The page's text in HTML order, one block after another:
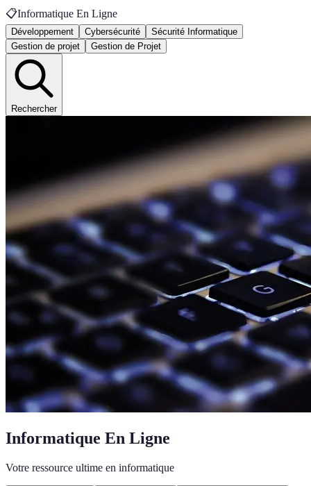
📋Informatique En Ligne
Développement Cybersécurité
Sécurité Informatique
Gestion de projet
Gestion de Projet
Rechercher
Informatique En Ligne
Votre ressource ultime en informatique